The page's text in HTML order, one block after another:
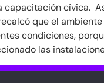
capacitación cívica.
que el
condiciones,
las